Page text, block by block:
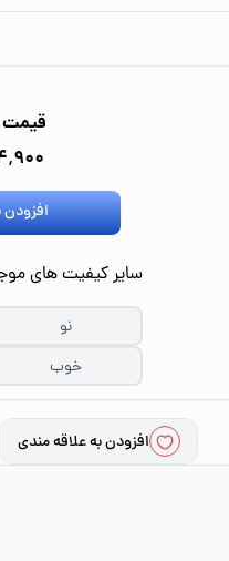
قیمت
۴۴٬۹۰۰
سایر کیفیت های
نو
خوب
افزودن به علاقه مندی